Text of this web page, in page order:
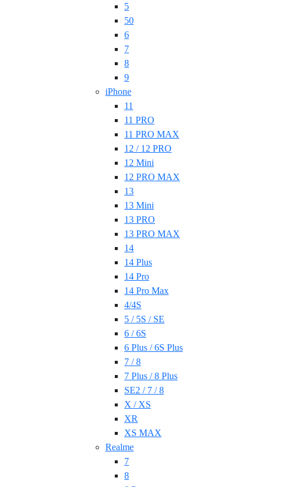
5
50
6
7
8
9
iPhone
11
11 PRO
11 PRO MAX
12 / 12 PRO
12 Mini
12 PRO MAX
13
13 Mini
13 PRO
13 PRO MAX
14
14 Plus
14 Pro
14 Pro Max
4/4S
5 / 5S / SE
6 / 6S
6 Plus / 6S Plus
7 / 8
7 Plus / 8 Plus
SE2 / 7 / 8
X / XS
XR
XS MAX
Realme
7
8